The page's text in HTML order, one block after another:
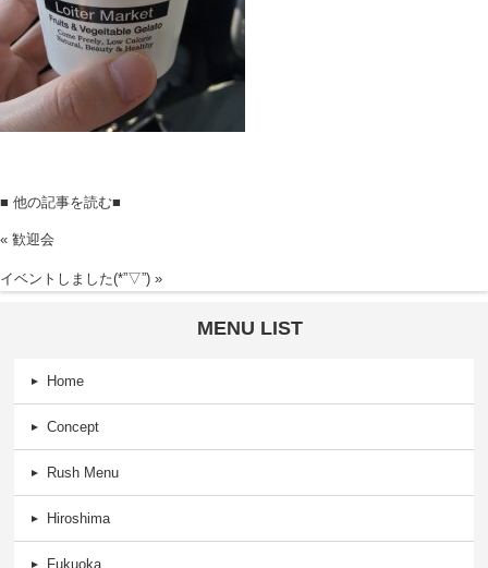
■ 他の記事を読む■
« 歓迎会
イベントしました(*”▽”) »
MENU LIST
Home
Concept
Rush Menu
Hiroshima
Fukuoka